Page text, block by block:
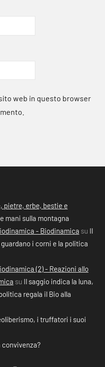
web in questo browser
pietre, erbe, bestie e
mani sulla montagna
- Biodinamica su Il
i corni e la politica
(2) - Reazioni allo
su Il saggio indica la luna,
regala il Bio alla
i truffatori i suoi
convivenza?